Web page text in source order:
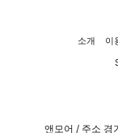
소개 이
앤모어 / 주소 경